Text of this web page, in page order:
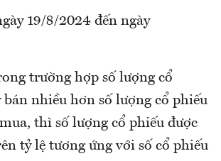
19/8/2024 đến ngày
trường hợp số lượng cổ
bán nhiều hơn số lượng cổ phiếu
thì số lượng cổ phiếu được
tỷ lệ tương ứng với số cổ phiếu